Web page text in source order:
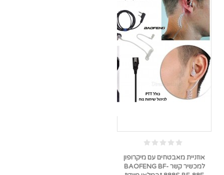
אוזניית מאבטחים עם מיקרופון
למכשיר קשר BAOFENG BF-